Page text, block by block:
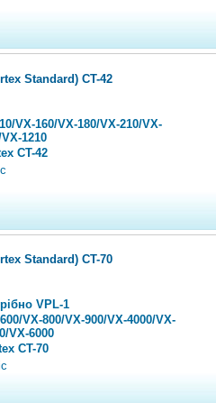
Standard) CT-42
VX-160/VX-180/VX-210/VX-
1210
CT-42
Standard) CT-70
VPL-1
VX-800/VX-900/VX-4000/VX-
VX-6000
CT-70